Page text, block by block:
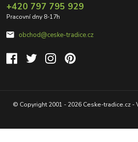
+420 797 795 929
Pracovní dny 8-17h
obchod@ceske-tradice.cz
© Copyright 2001 - 2026 Ceske-tradice.cz -